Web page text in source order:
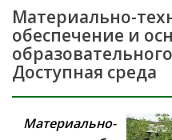
Материально-
обеспечение и
Доступная среда
Материально-